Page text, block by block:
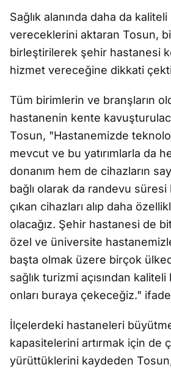
Sağlık alanında daha da
vereceklerini aktaran Tosun,
birleştirilerek şehir hastanesi
hizmet vereceğine dikkati
Tüm birimlerin ve branşların
hastanenin kente
Tosun, "Hastanemizde
mevcut ve bu yatırımlarla da
donanım hem de cihazların
bağlı olarak da randevu süresi
çıkan cihazları alıp daha
olacağız. Şehir hastanesi de
özel ve üniversite
başta olmak üzere birçok
sağlık turizmi açısından
onları buraya çekeceğiz."
İlçelerdeki hastaneleri
kapasitelerini artırmak için de
yürüttüklerini kaydeden